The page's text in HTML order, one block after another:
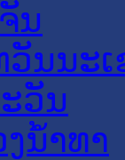
ນ
ນນະ
ວັນ
ນໍ້າທາ